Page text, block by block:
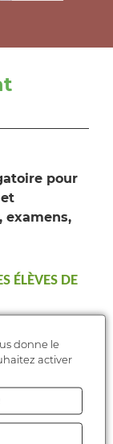
pour
examens,
ÉLÈVES DE
donne le
activer